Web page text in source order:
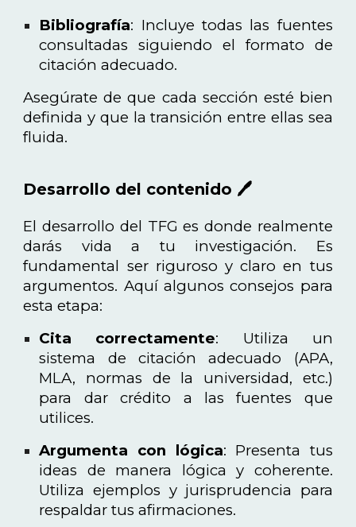
Bibliografía: Incluye todas las fuentes
consultadas siguiendo el formato de
citación adecuado.
Asegúrate de que cada sección esté bien
definida y que la transición entre ellas sea
fluida.
Desarrollo del contenido 🖊️
El desarrollo del TFG es donde realmente
darás vida a tu investigación. Es
fundamental ser riguroso y claro en tus
argumentos. Aquí algunos consejos para
esta etapa:
Cita correctamente: Utiliza un
sistema de citación adecuado (APA,
MLA, normas de la universidad, etc.)
para dar crédito a las fuentes que
utilices.
Argumenta con lógica: Presenta tus
ideas de manera lógica y coherente.
Utiliza ejemplos y jurisprudencia para
respaldar tus afirmaciones.